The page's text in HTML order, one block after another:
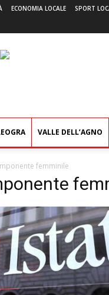
ECONOMIA LOCALE SPORT
VALLE DELL’AGNO
femminile